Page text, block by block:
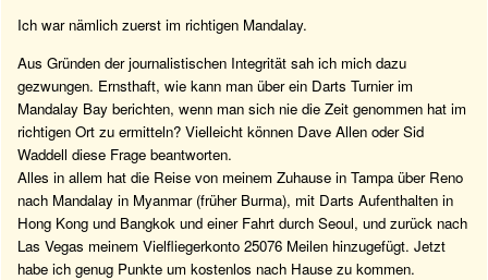
Ich war nämlich zuerst im richtigen Mandalay.
Aus Gründen der journalistischen Integrität sah ich mich dazu
gezwungen. Ernsthaft, wie kann man über ein Darts Turnier im
Mandalay Bay berichten, wenn man sich nie die Zeit genommen hat im
richtigen Ort zu ermitteln? Vielleicht können Dave Allen oder Sid
Waddell diese Frage beantworten.
Alles in allem hat die Reise von meinem Zuhause in Tampa über Reno
nach Mandalay in Myanmar (früher Burma), mit Darts Aufenthalten in
Hong Kong und Bangkok und einer Fahrt durch Seoul, und zurück nach
Las Vegas meinem Vielfliegerkonto 25076 Meilen hinzugefügt. Jetzt
habe ich genug Punkte um kostenlos nach Hause zu kommen.